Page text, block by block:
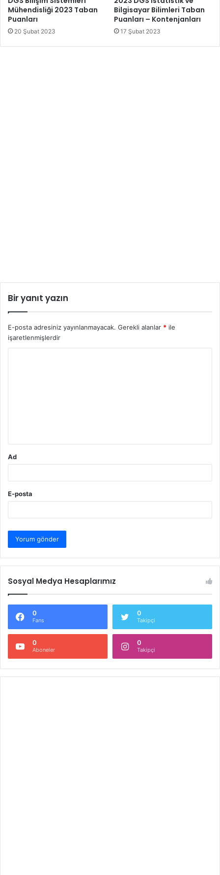
Mühendisliği 2023 Taban
Puanları
20 Şubat 2023
Bilgisayar Bilimleri Taban
Puanları – Kontenjanları
17 Şubat 2023
Bir yanıt yazın
E-posta adresiniz yayınlanmayacak. Gerekli alanlar * ile
işaretlenmişlerdir
Ad
E-posta
Sosyal Medya Hesaplarımız
0
Fans
0
Takipçi
0
Aboneler
0
Takipçi